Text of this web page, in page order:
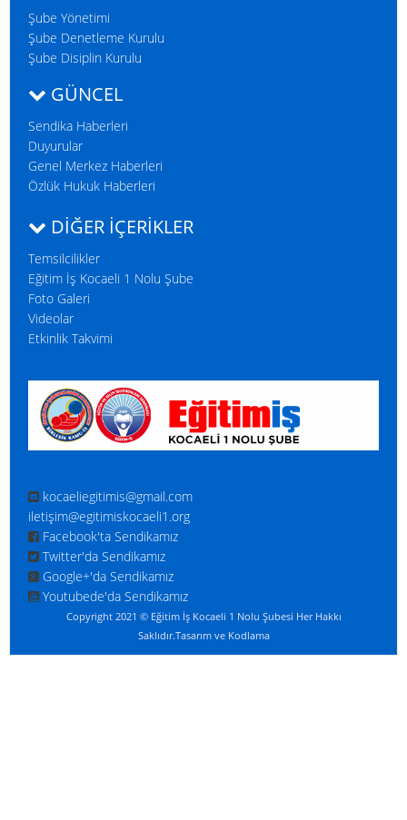
Temsilcilik Seçimlerini Tamamladık
Şube Yönetimi
Şube Denetleme Kurulu
Şube Disiplin Kurulu
GÜNCEL
Sendika Haberleri
Duyurular
Genel Merkez Haberleri
Özlük Hukuk Haberleri
DIĞER İÇERIKLER
Temsilcilikler
Eğitim İş Kocaeli 1 Nolu Şube
Foto Galeri
Videolar
Etkinlik Takvimi
kocaeliegitimis@gmail.com
iletişim@egitimiskocaeli1.org
Facebook'ta Sendikamız
Twitter'da Sendikamız
Google+'da Sendikamız
Youtubede'da Sendikamız
Copyright 2021 © Eğitim İş Kocaeli 1 Nolu Şubesi Her Hakkı
Saklıdır.Tasarım ve Kodlama